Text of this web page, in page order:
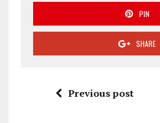
PIN
SHARE
Previous post